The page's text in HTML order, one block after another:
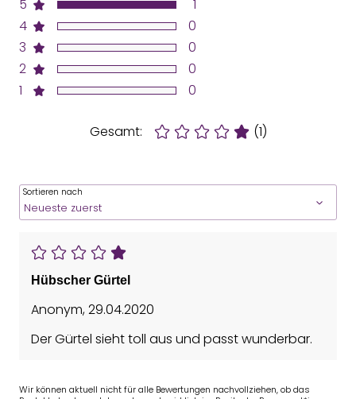
5
4
3
2
1
1
0
0
0
0
Gesamt: (1)
Sortieren nach
Hübscher Gürtel
Anonym,29.04.2020
Der Gürtel sieht toll aus und passt wunderbar.
Wir können aktuell nicht für alle Bewertungen nachvollziehen, ob das